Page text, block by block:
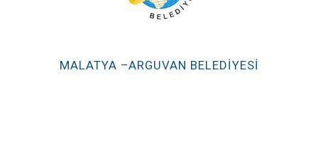
MALATYA –ARGUVAN BELEDİYESİ